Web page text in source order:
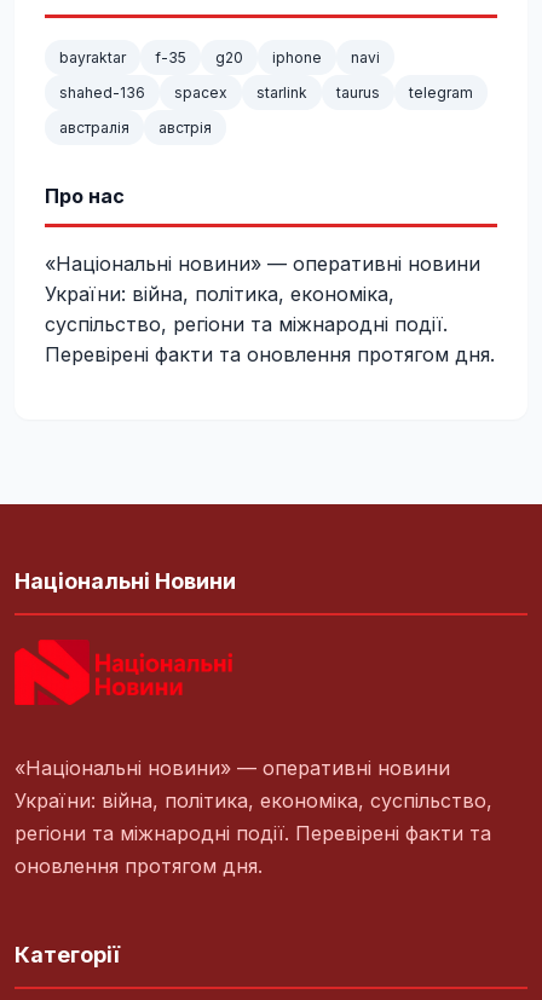
bayraktar f-35 g20 iphone
navi
shahed-136
spacex starlink taurus
telegram
австралія
австрія
Про нас
«Національні новини» — оперативні новини
України: війна, політика, економіка,
суспільство, регіони та міжнародні події.
Перевірені факти та оновлення протягом дня.
Національні Новини
«Національні новини» — оперативні новини
України: війна, політика, економіка, суспільство,
регіони та міжнародні події. Перевірені факти та
оновлення протягом дня.
Категорії